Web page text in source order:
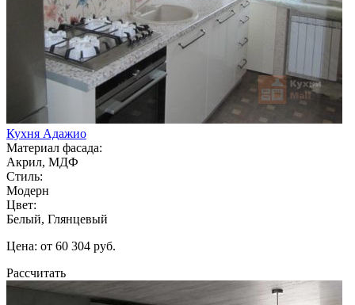
Кухня Адажио
Материал фасада:
Акрил, МДФ
Стиль:
Модерн
Цвет:
Белый, Глянцевый
Цена: от 60 304 руб.
Рассчитать